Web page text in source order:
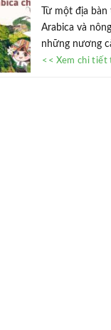
Từ một địa
Arabica và
những nương
<< Xem chi tiết